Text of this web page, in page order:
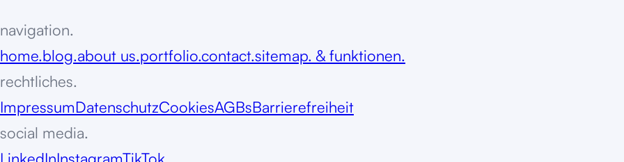
navigation.
home.blog.about us.portfolio.contact.sitemap. & funktionen.
rechtliches.
ImpressumDatenschutzCookiesAGBsBarrierefreiheit
social media.